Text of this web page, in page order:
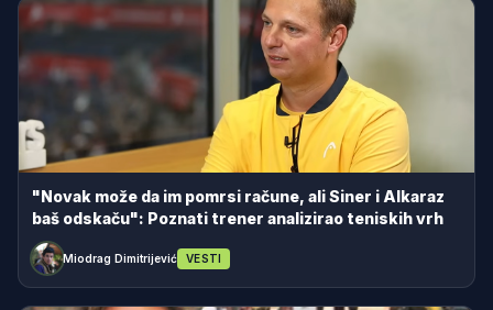
"Novak može da im pomrsi račune, ali Siner i Alkaraz
baš odskaču": Poznati trener analizirao teniskih vrh
Miodrag Dimitrijević VESTI